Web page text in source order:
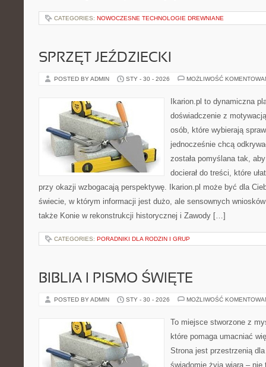
CATEGORIES: NOWOCZESNE TECHNOLOGIE DREWNIANE
SPRZĘT JEŹDZIECKI
POSTED BY ADMIN STY - 30 - 2026 MOŻLIWOŚĆ
Ikarion.pl to dynamiczna
doświadczenie z
osób, które wybierają
jednocześnie chcą
została pomyślana tak,
docierał do treści, które
przy okazji wzbogacają perspektywę. Ikarion.pl może być dla
świecie, w którym informacji jest dużo, ale sensownych
także Konie w rekonstrukcji historycznej i Zawody […]
CATEGORIES: PORADNIKI DLA RODZIN I GRUP
BIBLIA I PISMO ŚWIĘTE
POSTED BY ADMIN STY - 30 - 2026 MOŻLIWOŚĆ
To miejsce stworzone z
które pomaga umacniać
Strona jest przestrzenią
świadomie żyją wiarą –